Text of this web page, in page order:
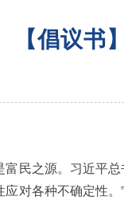
【倡议书
之源。习近平总
对各种不确定性